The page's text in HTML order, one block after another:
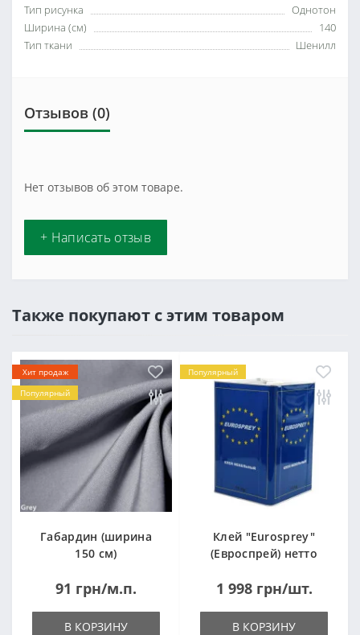
Тип рисунка
Однотон
Ширина (см)
140
Тип ткани
Шенилл
Отзывов (0)
Нет отзывов об этом товаре.
+ Написать отзыв
Также покупают с этим товаром
Хит продаж
Популярный
Габардин (ширина
150 см)
91 грн/м.п.
В КОРЗИНУ
Популярный
Клей "Eurosprey"
(Евроспрей) нетто
1 998 грн/шт.
В КОРЗИНУ